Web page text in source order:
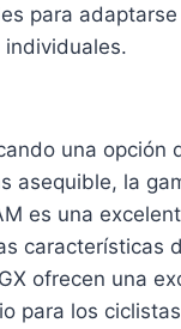
para
una opción
asequible, la
es una
características
ofrecen una
para los